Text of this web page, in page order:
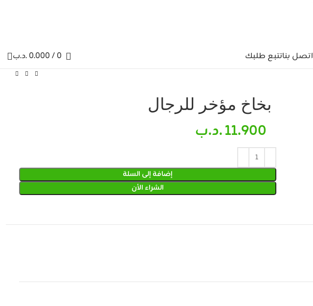
اتصل بناتتبع طلبك 0
/
0.000.د.ب
بخاخ مؤخر للرجال
11.900.د.ب
إضافة إلى السلة
الشراء الأن